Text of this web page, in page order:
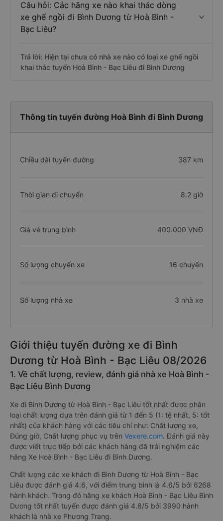
Câu hỏi: Các hãng xe nào khai thác dòng
xe ghế ngồi đi Bình Dương từ Hoà Bình -
Bạc Liêu?
Trả lời: Hiện tại chưa có nhà xe nào có loại xe ghế ngồi
khai thác tuyến Hoà Bình - Bạc Liêu đi Bình Dương
Thông tin tuyến đường Hoà Bình đi Bình Dương
Chiều dài tuyến đường 387 km
Thời gian di chuyển 8.2 giờ
Giá vé trung bình 400.000 VNĐ
Số lượng chuyến xe 16 chuyến
Số lượng nhà xe 3 nhà xe
Giới thiệu tuyến đường xe đi Bình
Dương từ Hoà Bình - Bạc Liêu 08/2026
1. Về chất lượng, review, đánh giá nhà xe Hoà Bình -
Bạc Liêu Bình Dương
Xe đi Bình Dương từ Hoà Bình - Bạc Liêu tốt nhất được phân
loại chất lượng dựa trên đánh giá từ 1 đến 5 (1: tệ nhất, 5: tốt
nhất) của khách hàng với các tiêu chí như: Chất lượng xe,
Đúng giờ, Chất lượng phục vụ trên Vexere.com. Đánh giá này
được viết trực tiếp bởi các khách hàng đã trải nghiệm các
hãng Xe Hoà Bình - Bạc Liêu đi Bình Dương.
Chất lượng các xe khách đi Bình Dương từ Hoà Bình - Bạc
Liêu được đánh giá 4.6, với điểm trung bình là 4.6/5 bởi 6268
hành khách. Trong đó hãng xe khách Hoà Bình - Bạc Liêu Bình
Dương tốt nhất tuyến được đánh giá 4.8/5 bởi 3990 hành
khách là nhà xe Phương Trang.